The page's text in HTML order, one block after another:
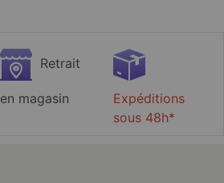
Retrait
en magasin
Expéditions
sous 48h*